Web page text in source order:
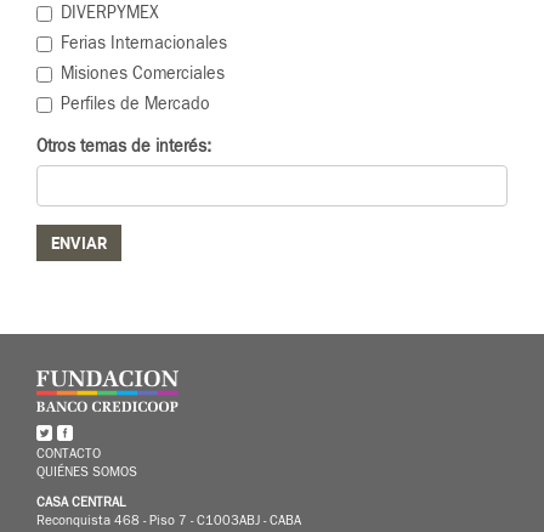
DIVERPYMEX
Ferias Internacionales
Misiones Comerciales
Perfiles de Mercado
Otros temas de interés:
ENVIAR
CONTACTO
QUIÉNES SOMOS
CASA CENTRAL
Reconquista 468 - Piso 7 - C1003ABJ - CABA